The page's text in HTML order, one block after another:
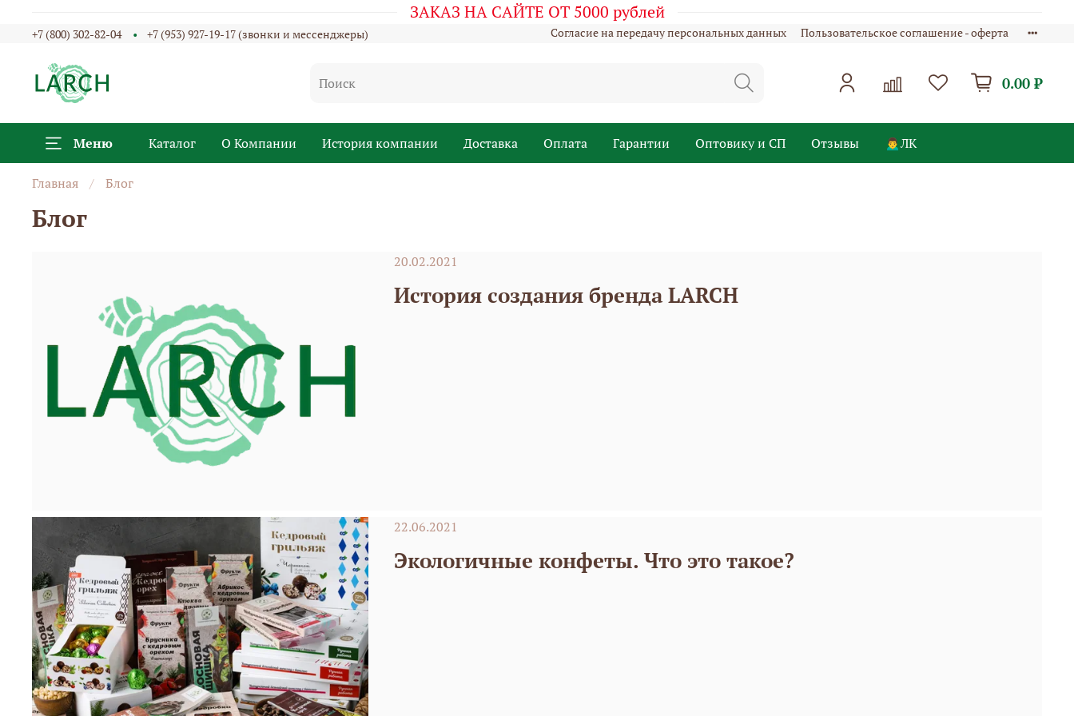
ЗАКАЗ НА САЙТЕ ОТ 5000 рублей
Согласие на передачу персональных данных Пользовательское соглашение - оферта
+7 (800) 302-82-04 +7 (953) 927-19-17 (звонки и мессенджеры)
0.00 ₽
Меню Каталог О Компании История компании Доставка Оплата Гарантии Оптовику и СП Отзывы 🙍‍♂️ЛК
Главная Блог
Блог
История создания бренда LARCH
20.02.2021
Экологичные конфеты. Что это такое?
22.06.2021